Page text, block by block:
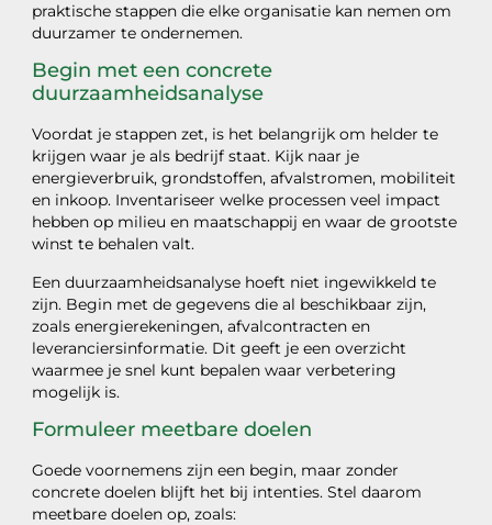
praktische stappen die elke organisatie kan nemen om
duurzamer te ondernemen.
Begin met een concrete
duurzaamheidsanalyse
Voordat je stappen zet, is het belangrijk om helder te
krijgen waar je als bedrijf staat. Kijk naar je
energieverbruik, grondstoffen, afvalstromen, mobiliteit
en inkoop. Inventariseer welke processen veel impact
hebben op milieu en maatschappij en waar de grootste
winst te behalen valt.
Een duurzaamheidsanalyse hoeft niet ingewikkeld te
zijn. Begin met de gegevens die al beschikbaar zijn,
zoals energierekeningen, afvalcontracten en
leveranciersinformatie. Dit geeft je een overzicht
waarmee je snel kunt bepalen waar verbetering
mogelijk is.
Formuleer meetbare doelen
Goede voornemens zijn een begin, maar zonder
concrete doelen blijft het bij intenties. Stel daarom
meetbare doelen op, zoals: